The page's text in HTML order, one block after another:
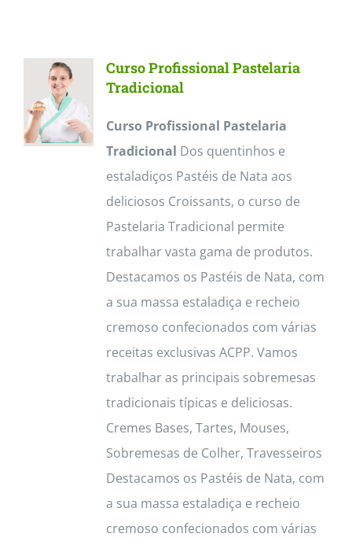
variants.
options
may
be
chosen
on
the
product
page
Curso Profissional Pastelaria
Tradicional
Curso Profissional Pastelaria
Tradicional Dos quentinhos e
estaladiços Pastéis de Nata aos
deliciosos Croissants, o curso de
Pastelaria Tradicional permite
trabalhar vasta gama de produtos.
Destacamos os Pastéis de Nata, com
a sua massa estaladiça e recheio
cremoso confecionados com várias
receitas exclusivas ACPP. Vamos
trabalhar as principais sobremesas
tradicionais típicas e deliciosas.
Cremes Bases, Tartes, Mouses,
Sobremesas de Colher, Travesseiros
Destacamos os Pastéis de Nata, com
a sua massa estaladiça e recheio
cremoso confecionados com várias